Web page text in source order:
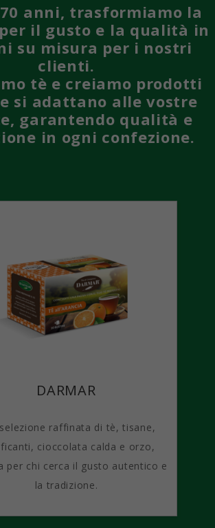
anni, trasformiamo la
il gusto e la qualità in
su misura per i nostri
clienti.
tè e creiamo prodotti
si adattano alle vostre
garantendo qualità e
in ogni confezione.
DARMAR
raffinata di tè, tisane,
cioccolata calda e orzo,
per chi cerca il gusto autentico e
la tradizione.